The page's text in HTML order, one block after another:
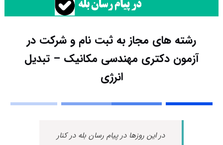
رشته های مجاز به ثبت نام و شرکت در
آزمون دکتری مهندسی مکانیک – تبدیل
انرژی
در این روزها در پیام رسان بله در کنار